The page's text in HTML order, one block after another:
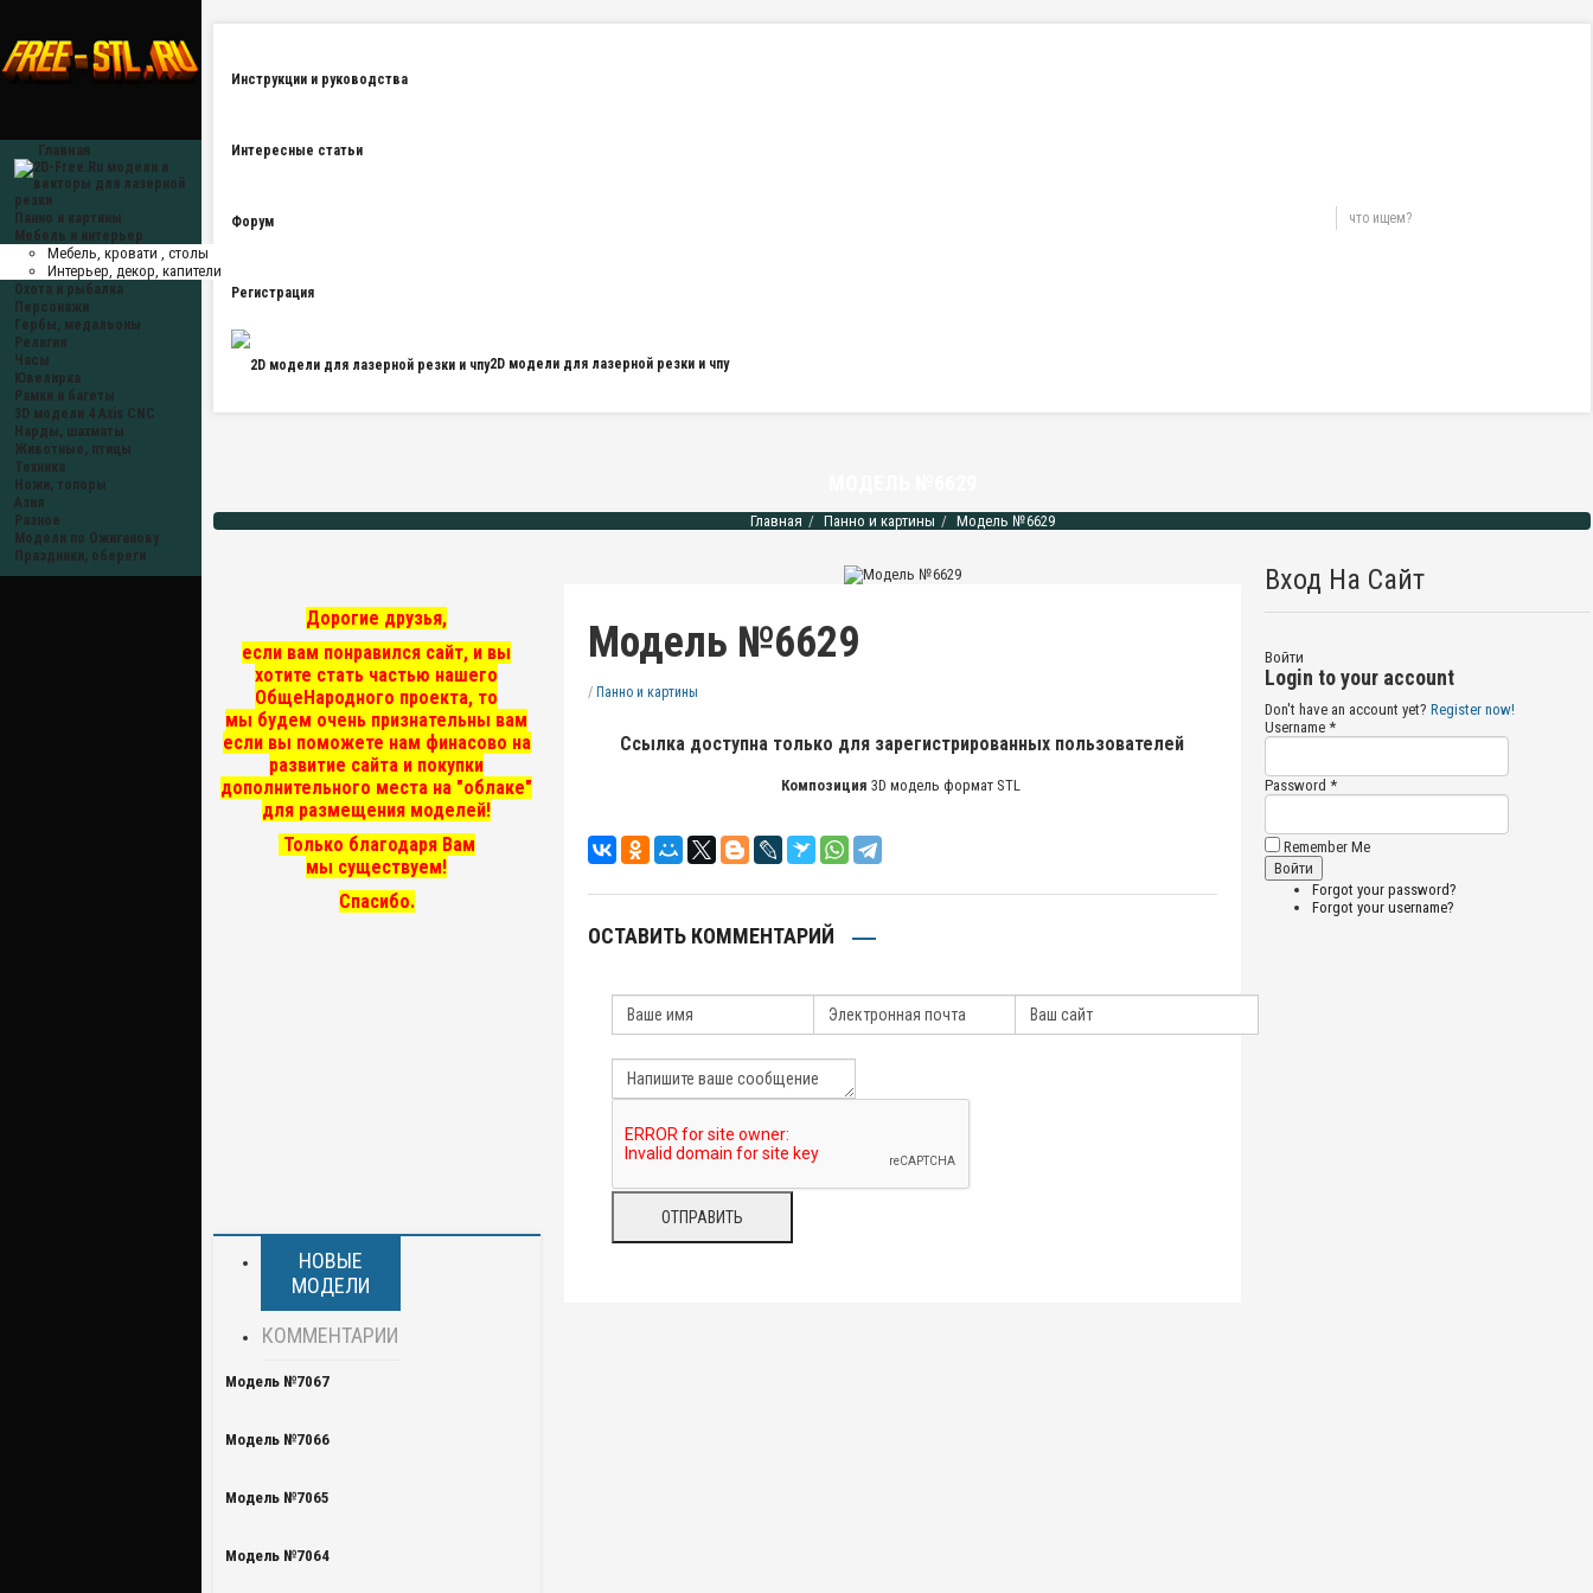
Главная
Панно и картины
Мебель и интерьер
Мебель, кровати , столы
Интерьер, декор, капители
Охота и рыбалка
Персонажи
Гербы, медальоны
Религия
Часы
Ювелирка
Рамки и багеты
3D модели 4 Axis CNC
Нарды, шахматы
Животные, птицы
Техника
Ножи, топоры
Азия
Разное
Модели по Ожиганову
Праздники, обереги
Инструкции и руководства
Интересные статьи
Форум
Регистрация
2D модели для лазерной резки и чпу
Главная Панно и картины Модель №6629
Дорогие друзья,
если вам понравился сайт, и вы
хотите стать частью нашего
ОбщеНародного проекта, то
мы будем очень признательны вам
если вы поможете нам финасово на
развитие сайта и покупки
дополнительного места на "облаке"
для размещения моделей!
Только благодаря Вам
мы существуем!
Спасибо.
НОВЫЕ
МОДЕЛИ
КОММЕНТАРИИ
Модель №7067
Модель №7066
Модель №7065
Модель №7064
Модель №6629
/ Панно и картины
Ссылка доступна только для зарегистрированных пользователей
Композиция 3D модель формат STL
ОСТАВИТЬ КОММЕНТАРИЙ
Вход На Сайт
Войти
Login to your account
Don't have an account yet? Register now!
Username *
Password *
Remember Me
Forgot your password?
Forgot your username?